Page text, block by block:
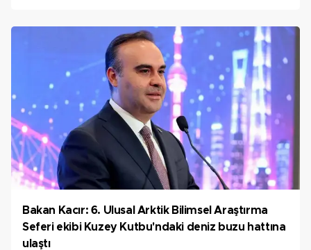
Bakan Kacır: 6. Ulusal Arktik Bilimsel Araştırma
Seferi ekibi Kuzey Kutbu'ndaki deniz buzu hattına
ulaştı